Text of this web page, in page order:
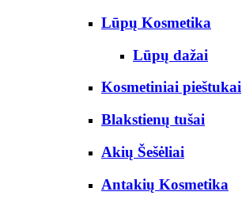
Lūpų Kosmetika
Lūpų dažai
Kosmetiniai pieštukai
Blakstienų tušai
Akių Šešėliai
Antakių Kosmetika